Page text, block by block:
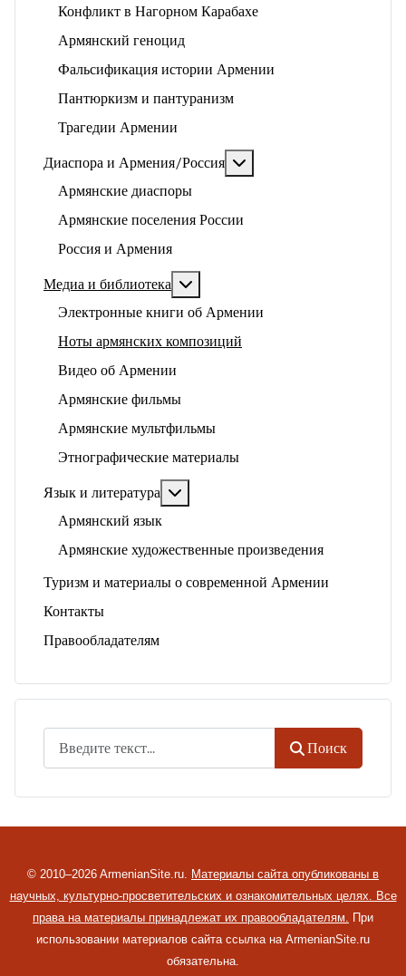
Конфликт в Нагорном Карабахе
Армянский геноцид
Фальсификация истории Армении
Пантюркизм и пантуранизм
Трагедии Армении
Диаспора и Армения/Россия
Армянские диаспоры
Армянские поселения России
Россия и Армения
Медиа и библиотека
Электронные книги об Армении
Ноты армянских композиций
Видео об Армении
Армянские фильмы
Армянские мультфильмы
Этнографические материалы
Язык и литература
Армянский язык
Армянские художественные произведения
Туризм и материалы о современной Армении
Контакты
Правообладателям
Поиск
© 2010–2026 ArmenianSite.ru. Материалы сайта опубликованы в
научных, культурно-просветительских и ознакомительных целях. Все
права на материалы принадлежат их правообладателям. При
использовании материалов сайта ссылка на ArmenianSite.ru
обязательна.